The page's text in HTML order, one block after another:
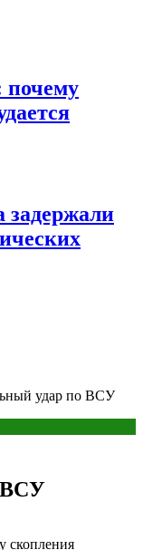
почему
удар по ВСУ
ВСУ
скопления